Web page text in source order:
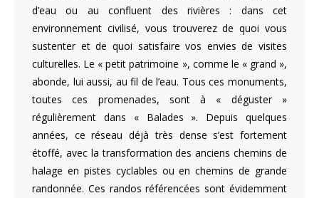
d’eau ou au confluent des rivières : dans cet
environnement civilisé, vous trouverez de quoi vous
sustenter et de quoi satisfaire vos envies de visites
culturelles. Le « petit patrimoine », comme le « grand »,
abonde, lui aussi, au fil de l’eau. Tous ces monuments,
toutes ces promenades, sont à « déguster »
régulièrement dans « Balades ». Depuis quelques
années, ce réseau déjà très dense s’est fortement
étoffé, avec la transformation des anciens chemins de
halage en pistes cyclables ou en chemins de grande
randonnée. Ces randos référencées sont évidemment